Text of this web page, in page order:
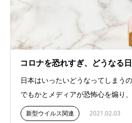
コロナを恐れすぎ、どうなる
日本はいったいどうなってしまう
でもかとメディアが恐怖心を煽り
新型ウイルス関連 2021.02.03